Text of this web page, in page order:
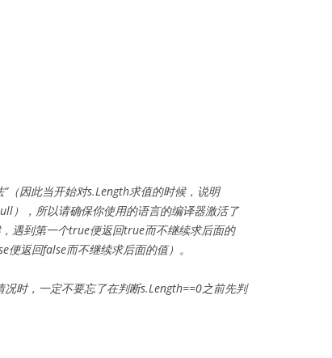
（因此当开始对s.Length求值的时候，说明
），所以请确保你使用的语言的编译器激活了
遇到第一个true便返回true而不继续求后面的
返回false而不继续求后面的值）。
时，一定不要忘了在判断s.Length==0之前先判